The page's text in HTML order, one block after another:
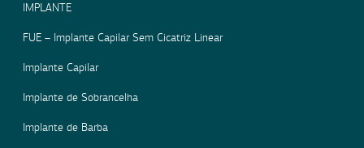
IMPLANTE
FUE – Implante Capilar Sem Cicatriz Linear
Implante Capilar
Implante de Sobrancelha
Implante de Barba